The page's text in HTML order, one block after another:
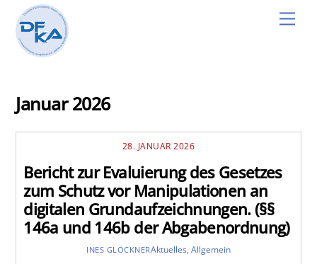
content
Januar 2026
28. JANUAR 2026
Bericht zur Evaluierung des Gesetzes
zum Schutz vor Manipulationen an
digitalen Grundaufzeichnungen. (§§
146a und 146b der Abgabenordnung)
INES GLÖCKNERAktuelles Allgemein